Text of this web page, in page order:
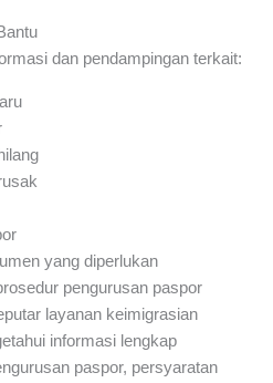
dan pendampingan terkait:
yang diperlukan
pengurusan paspor
layanan keimigrasian
informasi lengkap
paspor, persyaratan